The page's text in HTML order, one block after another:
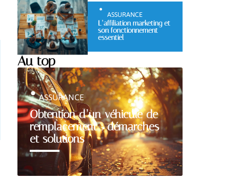
ASSURANCE
L’affiliation marketing et
son fonctionnement
essentiel
Au top
Obtention d’un véhicule de
remplacement : démarches
et solutions
ASSURANCE